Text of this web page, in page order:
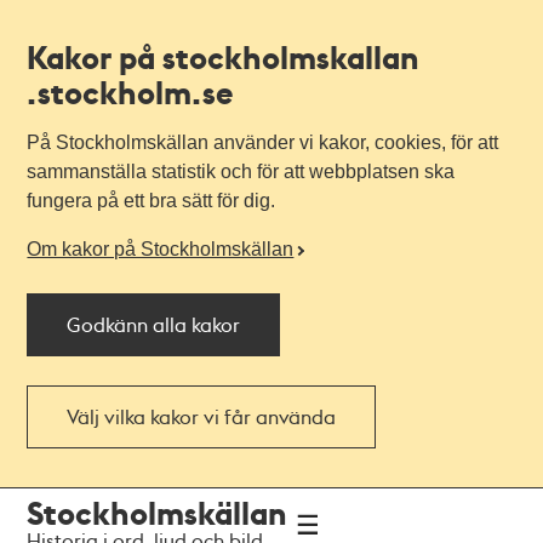
Kakor på stockholmskallan
.stockholm.se
På Stockholmskällan använder vi kakor, cookies, för att
sammanställa statistik och för att webbplatsen ska
fungera på ett bra sätt för dig.
Om kakor på Stockholmskällan
Godkänn alla kakor
Välj vilka kakor vi får använda
navigationen
huvudinnehållet
Stockholmskällan